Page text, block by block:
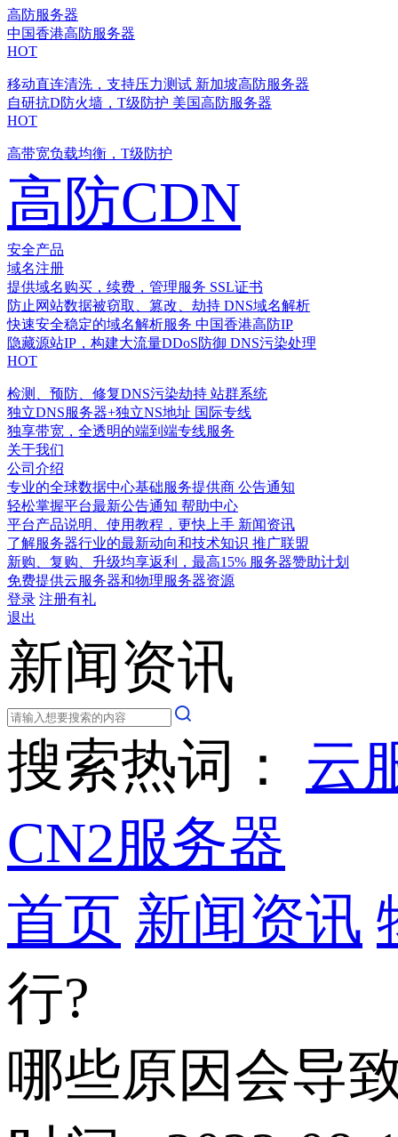
高防服务器
中国香港高防服务器
HOT
移动直连清洗，支持压力测试 新加坡高防服务器
自研抗D防火墙，T级防护 美国高防服务器
HOT
高带宽负载均衡，T级防护
高防CDN
安全产品
域名注册
提供域名购买，续费，管理服务 SSL证书
防止网站数据被窃取、篡改、劫持 DNS域名解析
快速安全稳定的域名解析服务 中国香港高防IP
隐藏源站IP，构建大流量DDoS防御 DNS污染处理
HOT
检测、预防、修复DNS污染劫持 站群系统
独立DNS服务器+独立NS地址 国际专线
独享带宽，全透明的端到端专线服务
关于我们
公司介绍
专业的全球数据中心基础服务提供商 公告通知
轻松掌握平台最新公告通知 帮助中心
平台产品说明、使用教程，更快上手 新闻资讯
了解服务器行业的最新动向和技术知识 推广联盟
新购、复购、升级均享返利，最高15% 服务器赞助计划
免费提供云服务器和物理服务器资源
登录 注册有礼
退出
新闻资讯
搜索热词： 云
CN2服务器
首页 新闻资讯
行?
哪些原因会导